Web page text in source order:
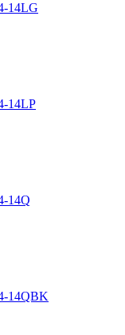
14LG
14LP
14Q
14QBK